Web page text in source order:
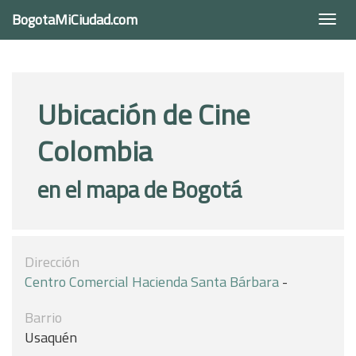
BogotaMiCiudad.com
Ubicación de Cine
Colombia
en el mapa de Bogotá
Dirección
Centro Comercial Hacienda Santa Bárbara-
Barrio
Usaquén